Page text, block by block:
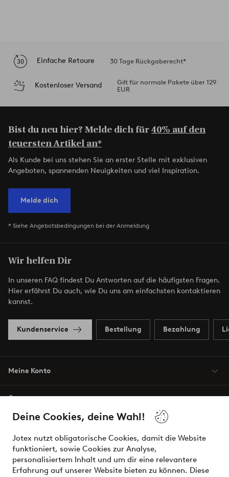
Deine Cookies, deine Wahl!
Jotex nutzt obligatorische Cookies, damit die Website
funktioniert, sowie Cookies zur Analyse,
personalisiertem Inhalt und um dir eine relevantere
Erfahrung auf unserer Website bieten zu können. Diese
Einfache Retoure 30 Tage Rückgaberecht*
Kostenloser Versand
Gilt für normale Pakete über 129
EUR
Bist du neu hier? Melde dich für40% auf den
teuersten Artikel an*
Als Kunde bei uns stehen Sie an erster Stelle mit exklusiven
Angeboten, spannenden Neuigkeiten und viel Inspiration.
Melde dich
* Siehe Angebotsbedingungen bei der Anmeldung
Wir helfen Dir
In unseren FAQ findest Du Antworten auf die häufigsten Fragen.
Hier erfährst Du auch, wie Du uns am einfachsten kontaktieren
kannst.
Kundenservice Bestellung Bezahlung
Meine Konto
Bedingungen